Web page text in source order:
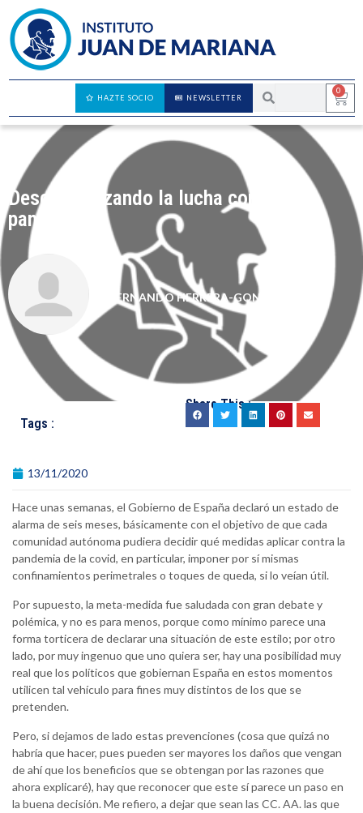
0
NEWSLETTER
HAZTE SOCIO
Descentralizando la lucha contra la
pandemia
FERNANDO HERRERA-GONZÁLEZ
Tags :
Share This :
13/11/2020
Hace unas semanas, el Gobierno de España declaró un estado de
alarma de seis meses, básicamente con el objetivo de que cada
comunidad autónoma pudiera decidir qué medidas aplicar contra la
pandemia de la covid, en particular, imponer por sí mismas
confinamientos perimetrales o toques de queda, si lo veían útil.
Por supuesto, la meta-medida fue saludada con gran debate y
polémica, y no es para menos, porque como mínimo parece una
forma torticera de declarar una situación de este estilo; por otro
lado, por muy ingenuo que uno quiera ser, hay una posibilidad muy
real que los políticos que gobiernan España en estos momentos
utilicen tal vehículo para fines muy distintos de los que se
pretenden.
Pero, si dejamos de lado estas prevenciones (cosa que quizá no
habría que hacer, pues pueden ser mayores los daños que vengan
de ahí que los beneficios que se obtengan por las razones que
ahora explicaré), hay que reconocer que este sí parece un paso en
la buena decisión. Me refiero, a dejar que sean las CC. AA. las que